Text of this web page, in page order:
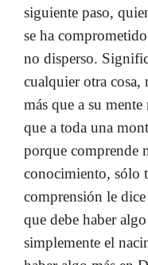
siguiente paso,
se ha
no disperso.
cualquier otra cosa,
más que a su
que a toda una
porque comprende
conocimiento, sólo
comprensión le
que debe haber
simplemente el